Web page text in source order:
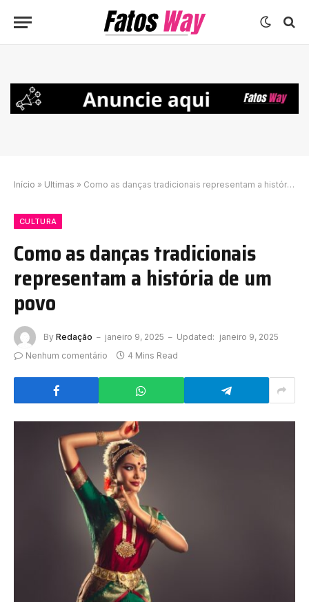
Início » Ultimas » Como as danças tradicionais representam a história de um povo
CULTURA
Como as danças tradicionais
representam a história de um
povo
By Redação janeiro 9, 2025 Updated: janeiro 9, 2025
Nenhum comentário
4 Mins Read